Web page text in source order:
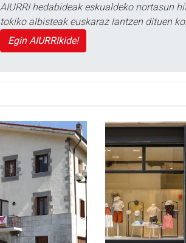
AIURRI hedabideak eskualdeko nortasun
tokiko albisteak euskaraz lantzen dituen
Egin AIURRIkide!